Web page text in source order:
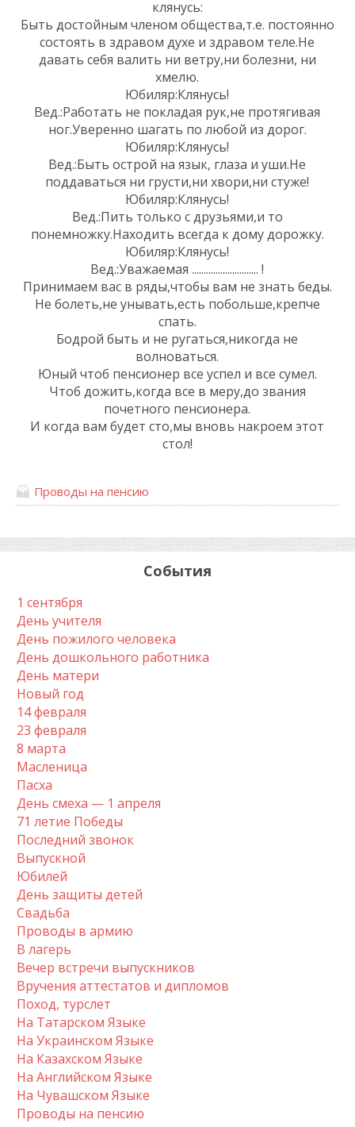
клянусь:
Быть достойным членом общества,т.е. постоянно
состоять в здравом духе и здравом теле.Не
давать себя валить ни ветру,ни болезни, ни
хмелю.
Юбиляр:Клянусь!
Вед.:Работать не покладая рук,не протягивая
ног.Уверенно шагать по любой из дорог.
Юбиляр:Клянусь!
Вед.:Быть острой на язык, глаза и уши.Не
поддаваться ни грусти,ни хвори,ни стуже!
Юбиляр:Клянусь!
Вед.:Пить только с друзьями,и то
понемножку.Находить всегда к дому дорожку.
Юбиляр:Клянусь!
Вед.:Уважаемая ............................ !
Принимаем вас в ряды,чтобы вам не знать беды.
Не болеть,не унывать,есть побольше,крепче
спать.
Бодрой быть и не ругаться,никогда не
волноваться.
Юный чтоб пенсионер все успел и все сумел.
Чтоб дожить,когда все в меру,до звания
почетного пенсионера.
И когда вам будет сто,мы вновь накроем этот
стол!
Проводы на пенсию
События
1 сентября
День учителя
День пожилого человека
День дошкольного работника
День матери
Новый год
14 февраля
23 февраля
8 марта
Масленица
Пасха
День смеха — 1 апреля
71 летие Победы
Последний звонок
Выпускной
Юбилей
День защиты детей
Свадьба
Проводы в армию
В лагерь
Вечер встречи выпускников
Вручения аттестатов и дипломов
Поход, турслет
На Татарском Языке
На Украинском Языке
На Казахском Языке
На Английском Языке
На Чувашском Языке
Проводы на пенсию